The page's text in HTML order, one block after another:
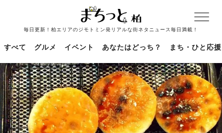
毎日更新！柏エリアのジモトミン発リアルな街ネタニュース毎日満載！
すべて グルメ イベント あなたはどっち？ まち・ひと応援